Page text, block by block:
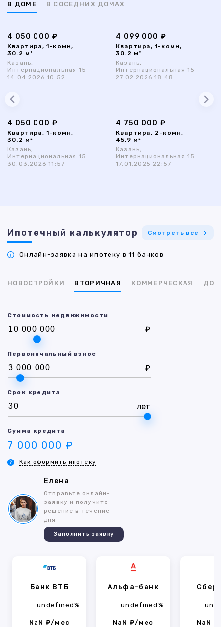
В ДОМЕ В СОСЕДНИХ ДОМАХ
4 050 000 ₽
Квартира, 1-комн,
30.2 м²
Казань,
Интернациональная 15
14.04.2026 10:52
4 099 000 ₽
Квартира, 1-комн,
30.2 м²
Казань,
Интернациональная 15
27.02.2026 18:48
4 050 000 ₽
Квартира, 1-комн,
30.2 м²
Казань,
Интернациональная 15
30.03.2026 11:57
4 750 000 ₽
Квартира, 2-комн,
45.9 м²
Казань,
Интернациональная 15
17.01.2025 22:57
Ипотечный калькулятор Смотреть все
Онлайн-заявка на ипотеку в 11 банков
НОВОСТРОЙКИ ВТОРИЧНАЯ КОММЕРЧЕСКАЯ ДОМ
Стоимость недвижимости
₽
Первоначальный взнос
₽
Срок кредита
лет
Сумма кредита
7 000 000 ₽
Как оформить ипотеку
Елена
Отправьте онлайн-
заявку и получите
решение в течение
дня
Заполнить заявку
Банк ВТБ
undefined%
NaN ₽/мес
Альфа-банк
undefined%
NaN ₽/мес NaN